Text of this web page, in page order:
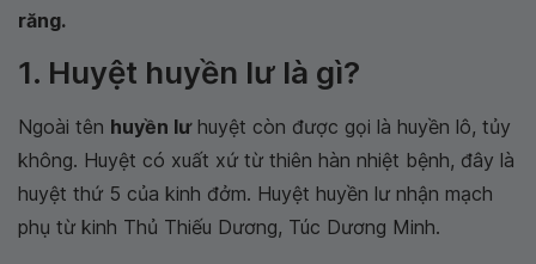
răng.
1. Huyệt huyền lư là gì?
Ngoài tên huyền lưhuyệt còn được gọi là huyền lô, tủy
không. Huyệt có xuất xứ từ thiên hàn nhiệt bệnh, đây là
huyệt thứ 5 của kinh đởm. Huyệt huyền lư nhận mạch
phụ từ kinh Thủ Thiếu Dương, Túc Dương Minh.